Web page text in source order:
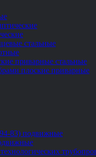
стальные
приварные стальные
плоские приварные
83) подвижные